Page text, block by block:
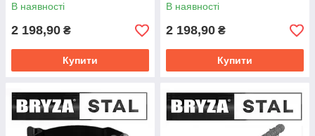
В наявності
2 198,90 ₴
Купити
В наявності
2 198,90 ₴
Купити